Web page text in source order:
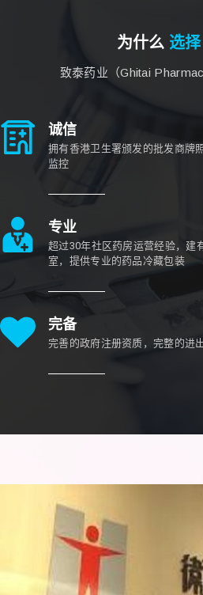
为什么 选择
致泰药业（Ghitai
诚信
拥有香港卫生署颁发的批发商牌
监控
专业
超过30年社区药房运营经验，建
室，提供专业的药品冷藏包装
完备
完善的政府注册资质，完整的进